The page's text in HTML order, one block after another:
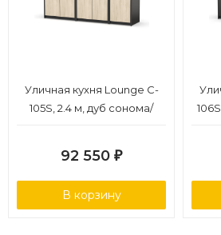
Уличная кухня Lounge C-
105S, 2.4 м, дуб сонома/
92 550 ₽
В корзину